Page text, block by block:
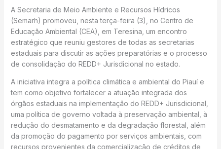
A Secretaria de Meio Ambiente e Recursos Hídricos
(Semarh) promoveu, nesta terça-feira (3), no Centro de
Educação Ambiental (CEA), em Teresina, um encontro
estratégico que reuniu gestores de todas as secretarias
estaduais para discutir as ações preparatórias e o processo
de consolidação do REDD+ Jurisdicional no estado.
A iniciativa integra a política climática e ambiental do Piauí e
tem como objetivo fortalecer a atuação integrada dos
órgãos estaduais na implementação do REDD+ Jurisdicional,
uma política de governo voltada à preservação ambiental, à
redução do desmatamento e da degradação florestal, além
da promoção do pagamento por serviços ambientais, com
recursos provenientes da comercialização de créditos de